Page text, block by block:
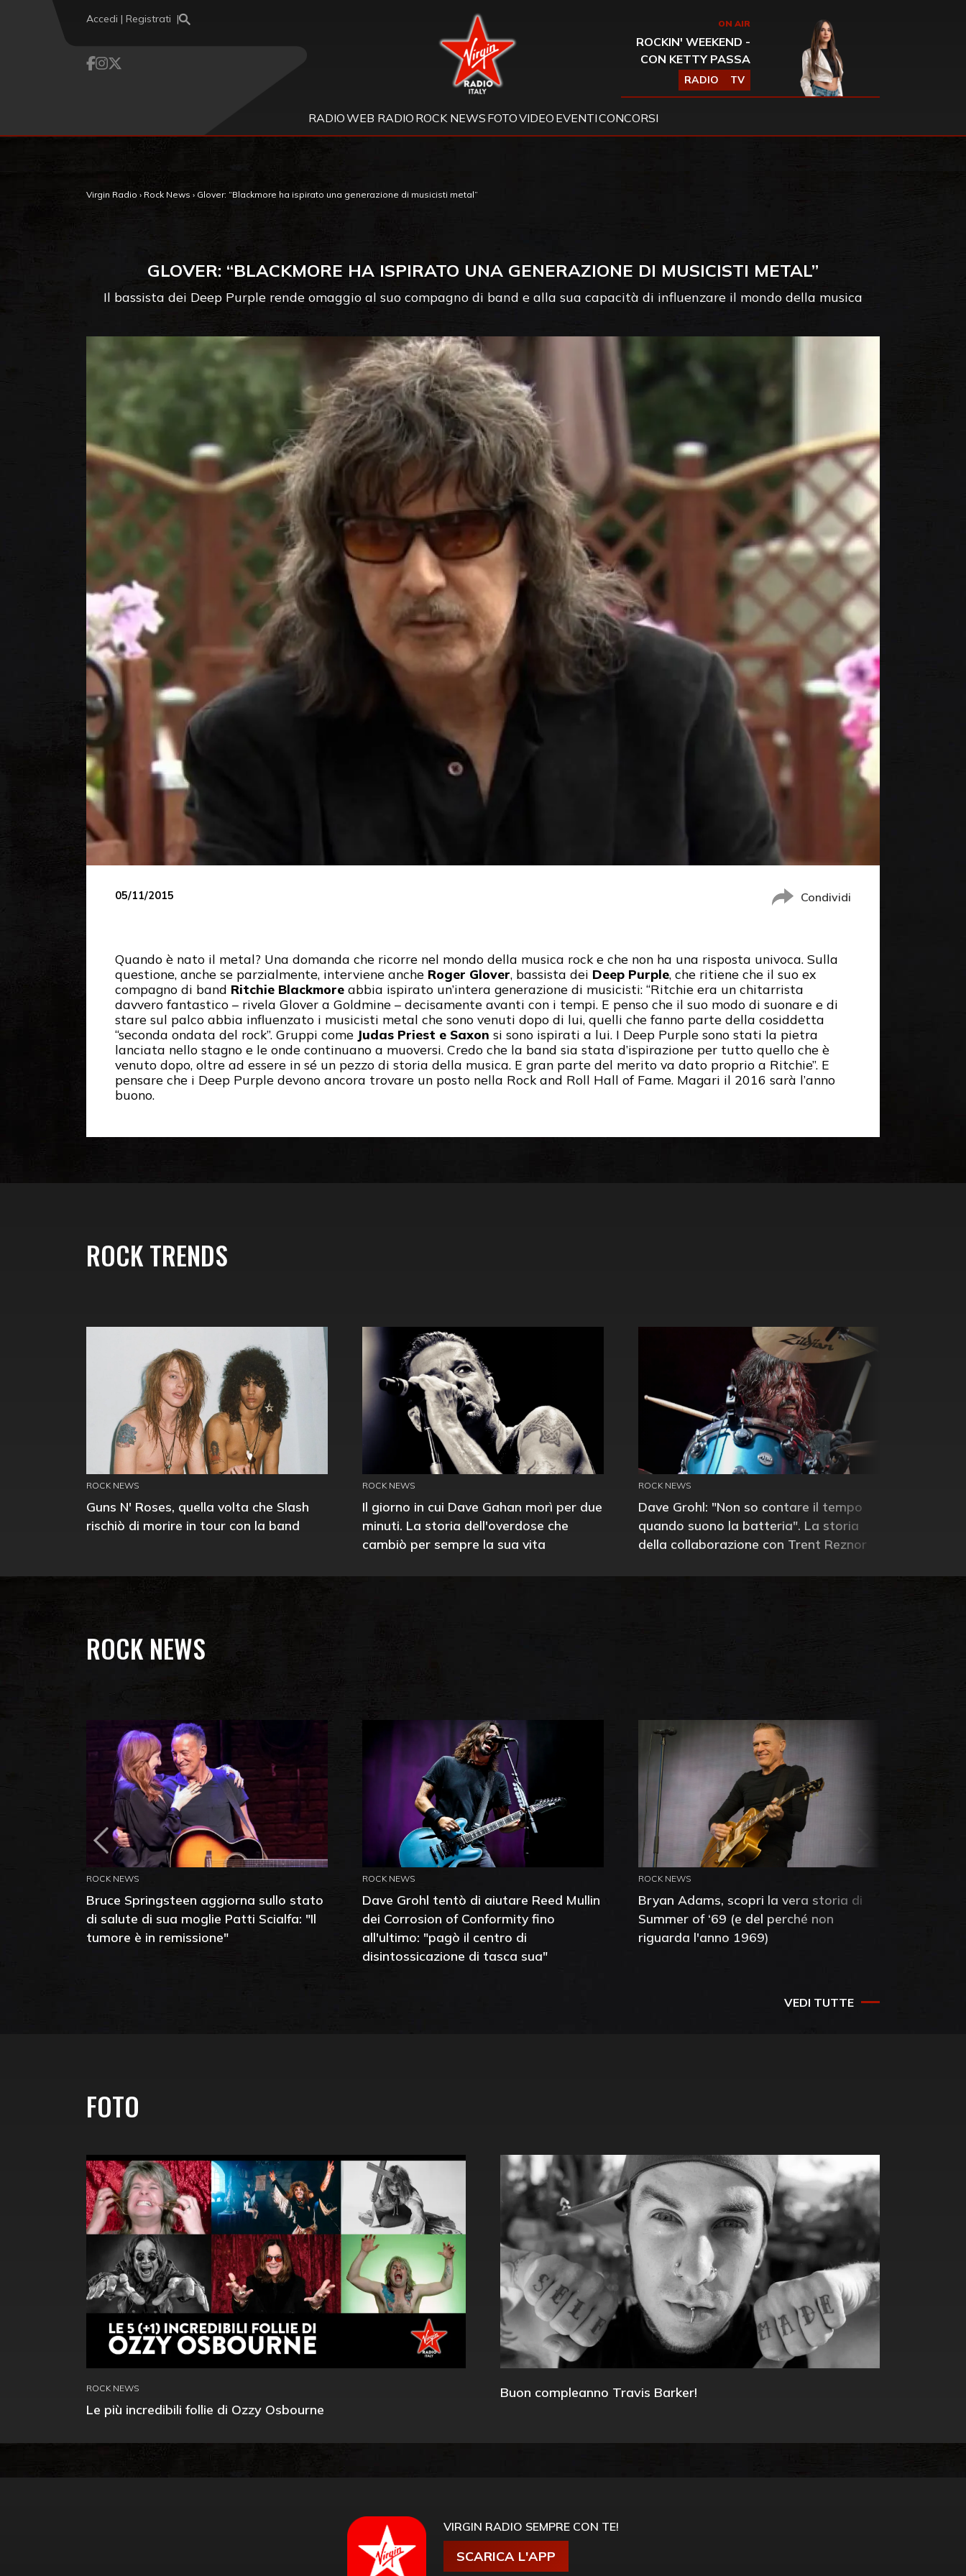
Accedi | Registrati Virgin Radio ON AIR
ROCKIN' WEEKEND -
CON KETTY PASSA
RADIO TV
RADIOWEB RADIO ROCK NEWS FOTOVIDEO EVENTICONCORSI
Virgin Radio › Rock News › Glover: “Blackmore ha ispirato una generazione di musicisti metal”
GLOVER: “BLACKMORE HA ISPIRATO UNA GENERAZIONE DI MUSICISTI METAL”
Il bassista dei Deep Purple rende omaggio al suo compagno di band e alla sua capacità di influenzare il mondo della musica
05/11/2015 Condividi
Quando è nato il metal? Una domanda che ricorre nel mondo della musica rock e che non ha una risposta univoca. Sulla
questione, anche se parzialmente, interviene anche Roger Glover, bassista dei Deep Purple, che ritiene che il suo ex
compagno di band Ritchie Blackmore abbia ispirato un’intera generazione di musicisti: “Ritchie era un chitarrista
davvero fantastico – rivela Glover a Goldmine – decisamente avanti con i tempi. E penso che il suo modo di suonare e di
stare sul palco abbia influenzato i musicisti metal che sono venuti dopo di lui, quelli che fanno parte della cosiddetta
“seconda ondata del rock”. Gruppi come Judas Priest e Saxon si sono ispirati a lui. I Deep Purple sono stati la pietra
lanciata nello stagno e le onde continuano a muoversi. Credo che la band sia stata d’ispirazione per tutto quello che è
venuto dopo, oltre ad essere in sé un pezzo di storia della musica. E gran parte del merito va dato proprio a Ritchie”. E
pensare che i Deep Purple devono ancora trovare un posto nella Rock and Roll Hall of Fame. Magari il 2016 sarà l’anno
buono.
ROCK TRENDS
ROCK NEWS
Guns N' Roses, quella volta che Slash
rischiò di morire in tour con la band
ROCK NEWS
Il giorno in cui Dave Gahan morì per due
minuti. La storia dell'overdose che
cambiò per sempre la sua vita
ROCK NEWS
Dave Grohl: "Non so contare il tempo
quando suono la batteria". La storia
della collaborazione con Trent Reznor
ROCK NEWS
ROCK NEWS
Bruce Springsteen aggiorna sullo stato
di salute di sua moglie Patti Scialfa: "Il
tumore è in remissione"
ROCK NEWS
Dave Grohl tentò di aiutare Reed Mullin
dei Corrosion of Conformity fino
all'ultimo: "pagò il centro di
disintossicazione di tasca sua"
ROCK NEWS
Bryan Adams, scopri la vera storia di
Summer of ‘69 (e del perché non
riguarda l'anno 1969)
VEDI TUTTE
FOTO
ROCK NEWS
Le più incredibili follie di Ozzy Osbourne
Buon compleanno Travis Barker!
VIRGIN RADIO SEMPRE CON TE!
SCARICA L'APP